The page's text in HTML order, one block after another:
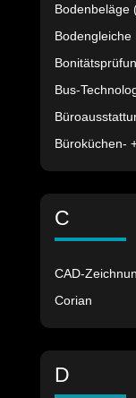
Bodenbeläge
Bodengleiche
Bus-
Büroküchen-
C
CAD-
Corian
D